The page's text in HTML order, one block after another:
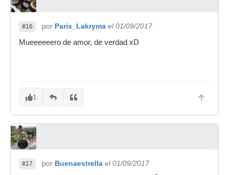
#16 por Paris_Lakryma el 01/09/2017
Mueeeeeero de amor, de verdad xD
1
#17 por Buenaestrella el 01/09/2017